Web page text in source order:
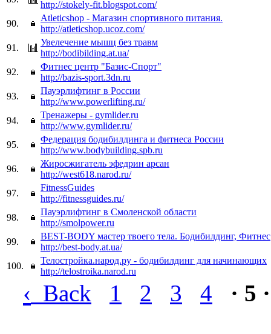
http://stokely-fit.blogspot.com/
90.
Atleticshop - Магазин спортивного питания.
http://atleticshop.ucoz.com/
91.
Увелечение мышц без травм
http://bodibilding.at.ua/
92.
Фитнес центр "Базис-Спорт"
http://bazis-sport.3dn.ru
93.
Пауэрлифтинг в России
http://www.powerlifting.ru/
94.
Тренажеры - gymlider.ru
http://www.gymlider.ru/
95.
Федерация бодибилдинга и фитнеса России
http://www.bodybuilding.spb.ru
96.
Жиросжигатель эфедрин арсан
http://west618.narod.ru/
97.
FitnessGuides
http://fitnessguides.ru/
98.
Пауэрлифтинг в Смоленской области
http://smolpower.ru
99.
BEST-BODY мастер твоего тела. Бодибилдинг, Фитнес
http://best-body.at.ua/
100.
Телостройка.народ.ру - бодибилдинг для начинающих
http://telostroika.narod.ru
‹ Back 1 2 3 4 · 5 ·